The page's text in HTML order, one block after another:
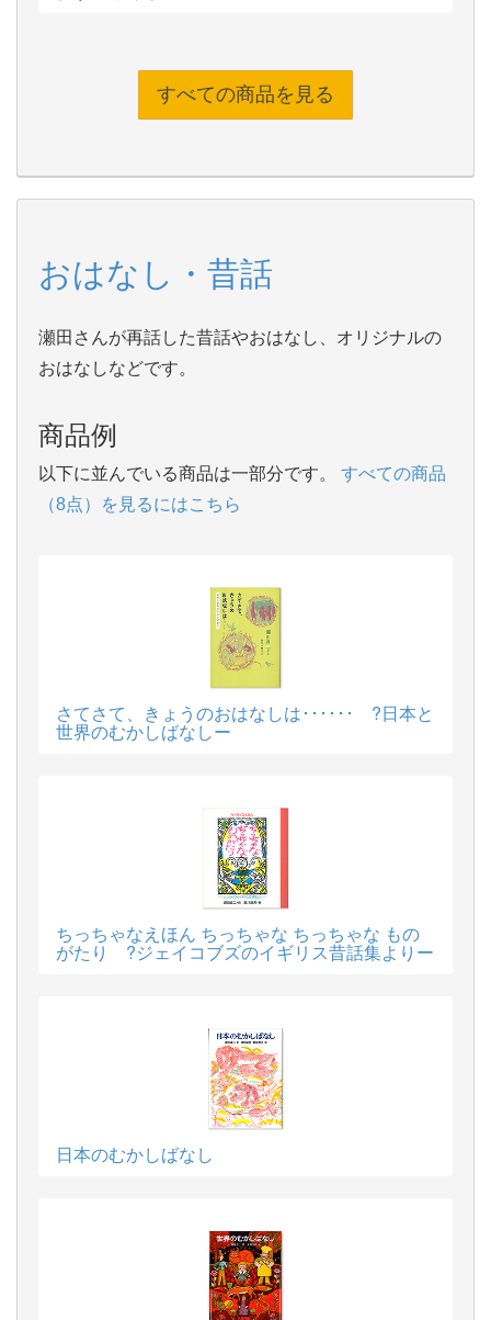
すべての商品を見る
おはなし・昔話
瀬田さんが再話した昔話やおはなし、オリジナルの
おはなしなどです。
商品例
以下に並んでいる商品は一部分です。
すべての商品
（8点）を見るにはこちら
さてさて、きょうのおはなしは･･････ ?日本と
世界のむかしばなしー
ちっちゃなえほん ちっちゃな ちっちゃな もの
がたり ?ジェイコブズのイギリス昔話集よりー
日本のむかしばなし